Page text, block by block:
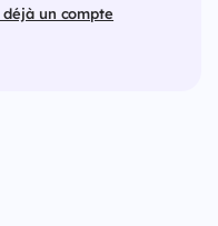
un compte